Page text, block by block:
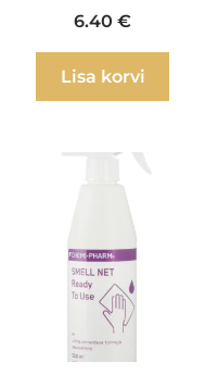
6.40 €
Lisa korvi